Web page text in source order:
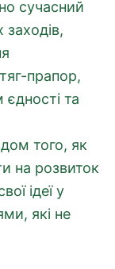
сучасний
прапор,
та
того, як
на розвиток
ідеї у
які не